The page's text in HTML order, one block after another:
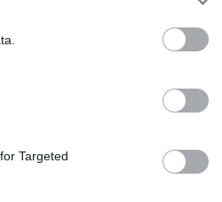
Targeted
działań
oraz ich udział w
z bolesnymi
miejscu naszych